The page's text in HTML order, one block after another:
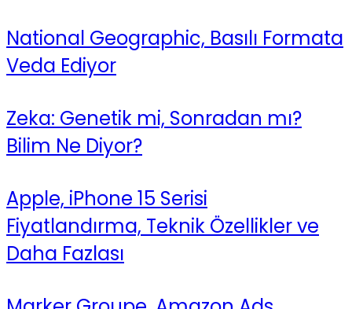
National Geographic, Basılı Formata
Veda Ediyor
Zeka: Genetik mi, Sonradan mı?
Bilim Ne Diyor?
Apple, iPhone 15 Serisi
Fiyatlandırma, Teknik Özellikler ve
Daha Fazlası